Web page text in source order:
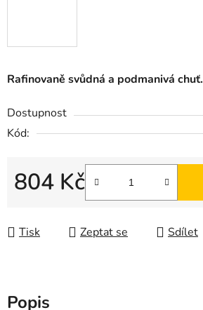
Rafinovaně svůdná a podmanivá chuť.
Dostupnost
Kód:
804 Kč
Tisk Zeptat se Sdílet
Popis